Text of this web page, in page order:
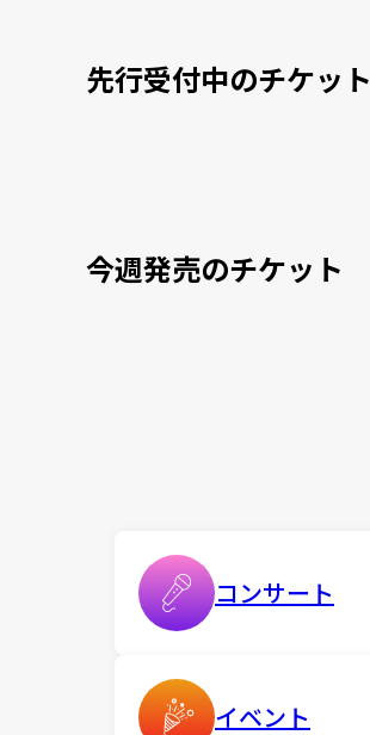
先行受付中のチケット
今週発売のチケット
コンサート
イベント